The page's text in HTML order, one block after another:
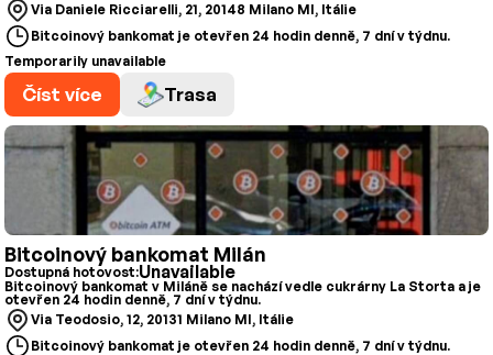
Via Daniele Ricciarelli, 21, 20148 Milano MI, Itálie
Bitcoinový bankomat je otevřen 24 hodin denně, 7 dní v týdnu.
Temporarily unavailable
Číst více Trasa
Bitcoinový bankomat Milán
Dostupná hotovost:Unavailable
Bitcoinový bankomat v Miláně se nachází vedle cukrárny La Storta a je
otevřen 24 hodin denně, 7 dní v týdnu.
Via Teodosio, 12, 20131 Milano MI, Itálie
Bitcoinový bankomat je otevřen 24 hodin denně, 7 dní v týdnu.